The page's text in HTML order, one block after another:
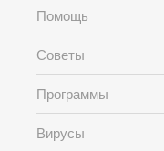
Помощь
Советы
Программы
Вирусы